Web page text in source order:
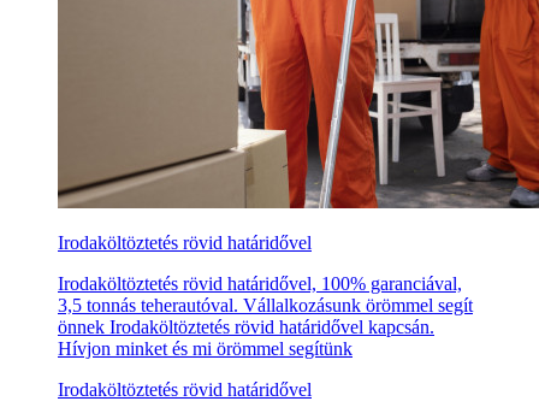
Irodaköltöztetés rövid határidővel
Irodaköltöztetés rövid határidővel, 100% garanciával,
3,5 tonnás teherautóval. Vállalkozásunk örömmel segít
önnek Irodaköltöztetés rövid határidővel kapcsán.
Hívjon minket és mi örömmel segítünk
Irodaköltöztetés rövid határidővel